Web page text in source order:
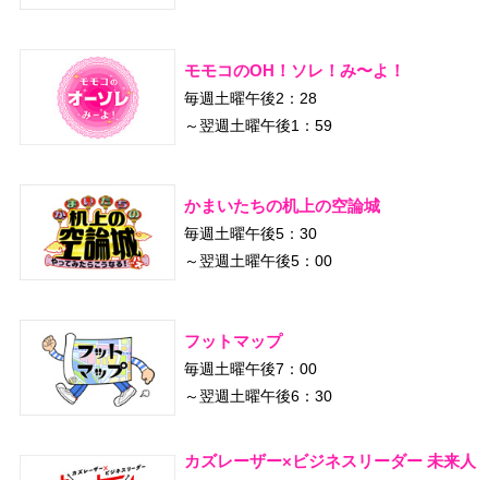
モモコのOH！ソレ！み〜よ！
毎週土曜午後2：28
～翌週土曜午後1：59
かまいたちの机上の空論城
毎週土曜午後5：30
～翌週土曜午後5：00
フットマップ
毎週土曜午後7：00
～翌週土曜午後6：30
カズレーザー×ビジネスリーダー 未来人